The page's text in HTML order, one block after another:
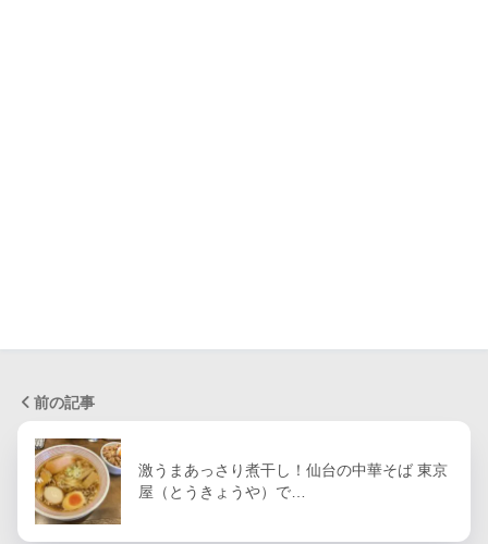
前の記事
激うまあっさり煮干し！仙台の中華そば 東京
屋（とうきょうや）で…